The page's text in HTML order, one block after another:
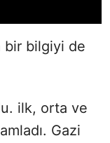
bir bilgiyi de
ilk, orta ve
Gazi